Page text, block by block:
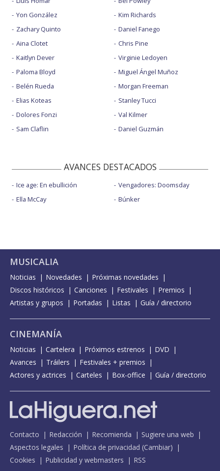
Yon González
Zachary Quinto
Aina Clotet
Kaitlyn Dever
Paloma Bloyd
Belén Rueda
Elias Koteas
Dolores Fonzi
Sam Claflin
Kim Richards
Daniel Fanego
Chris Pine
Virginie Ledoyen
Miguel Ángel Muñoz
Morgan Freeman
Stanley Tucci
Val Kilmer
Daniel Guzmán
AVANCES DESTACADOS
Ice age: En ebullición
Ella McCay
Vengadores: Doomsday
Búnker
MUSICALIA
Noticias Novedades
Próximas novedades
Discos históricos
Canciones Festivales
Premios
Artistas y grupos
Portadas Listas Guía / directorio
CINEMANÍA
Noticias Cartelera Próximos estrenos
DVD
Avances
Tráilers
Festivales + premios
Actores y actrices
Carteles Box-office Guía / directorio
Contacto Redacción Recomienda
Sugiere una web
Aspectos legales
Política de privacidad (Cambiar)
Cookies
Publicidad y webmasters RSS